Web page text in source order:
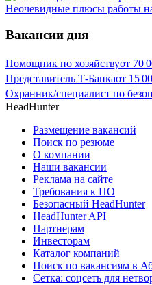
Неочевидные плюсы работы
Вакансии дня
Помощник по хозяйствуот 70
Представитель Т-Банкаот 15
Охранник/специалист по
HeadHunter
Размещение вакансий
Поиск по резюме
О компании
Наши вакансии
Реклама на сайте
Требования к ПО
Безопасный HeadHunter
HeadHunter API
Партнерам
Инвесторам
Каталог компаний
Поиск по вакансиям в
Сетка: соцсеть для